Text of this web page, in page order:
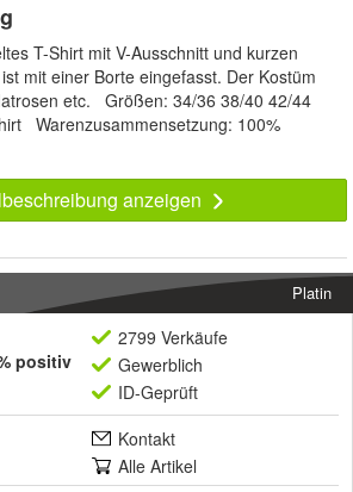
T-Shirt mit V-Ausschnitt und kurzen
mit einer Borte eingefasst. Der Kostüm
etc. Größen: 34/36 38/40 42/44
Warenzusammensetzung: 100%
anzeigen
Platin
positiv
2799 Verkäufe
Gewerblich
ID-Geprüft
Kontakt
Alle Artikel